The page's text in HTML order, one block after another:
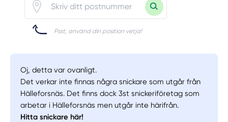
Psst, använd din position vetja!
Oj, detta var ovanligt.
Det verkar inte finnas några snickare som utgår från
Hälleforsnäs. Det finns dock 3st snickeriföretag som
arbetar i Hälleforsnäs men utgår inte härifrån.
Hitta snickare här!